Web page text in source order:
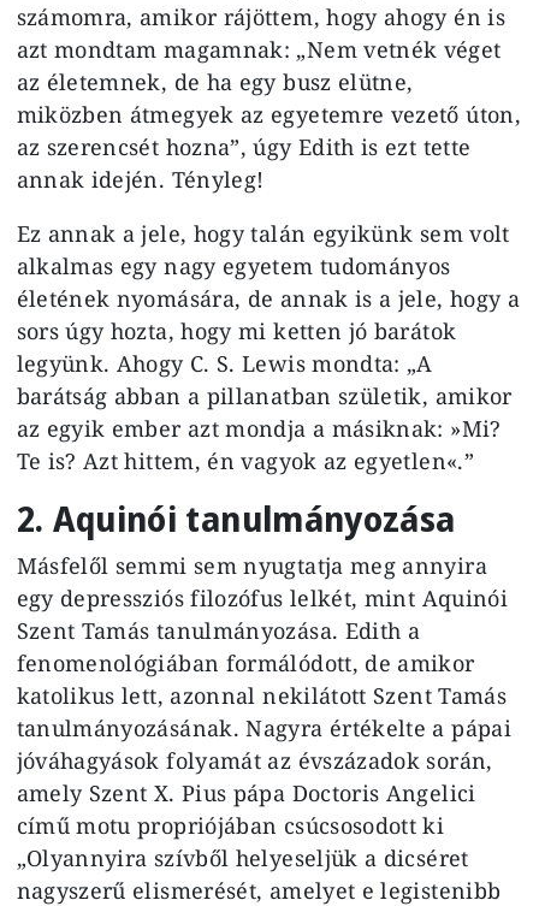
számomra, amikor rájöttem, hogy ahogy én is
azt mondtam magamnak: „Nem vetnék véget
az életemnek, de ha egy busz elütne,
miközben átmegyek az egyetemre vezető úton,
az szerencsét hozna”, úgy Edith is ezt tette
annak idején. Tényleg!
Ez annak a jele, hogy talán egyikünk sem volt
alkalmas egy nagy egyetem tudományos
életének nyomására, de annak is a jele, hogy a
sors úgy hozta, hogy mi ketten jó barátok
legyünk. Ahogy C. S. Lewis mondta: „A
barátság abban a pillanatban születik, amikor
az egyik ember azt mondja a másiknak: »Mi?
Te is? Azt hittem, én vagyok az egyetlen«.”
2. Aquinói tanulmányozása
Másfelől semmi sem nyugtatja meg annyira
egy depressziós filozófus lelkét, mint Aquinói
Szent Tamás tanulmányozása. Edith a
fenomenológiában formálódott, de amikor
katolikus lett, azonnal nekilátott Szent Tamás
tanulmányozásának. Nagyra értékelte a pápai
jóváhagyások folyamát az évszázadok során,
amely Szent X. Pius pápa Doctoris Angelici
című motu propriójában csúcsosodott ki
„Olyannyira szívből helyeseljük a dicséret
nagyszerű elismerését, amelyet e legistenibb